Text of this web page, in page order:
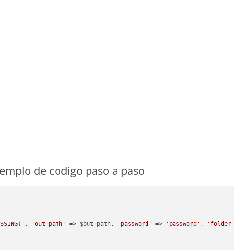
de código paso a paso
, 'out_path' => $out_path, 'password' => 'password' , 'folder'